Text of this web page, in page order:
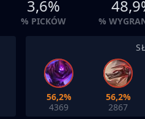
3,6%
% PICKÓW %
56,2%
4369
56,2%
2867